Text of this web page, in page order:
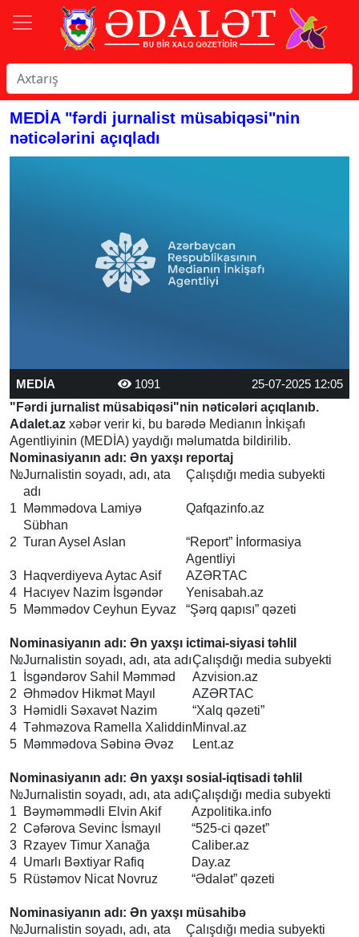
MEDİA "fərdi jurnalist müsabiqəsi"nin
nəticələrini açıqladı
MEDİA 1091
25-07-2025 12:05
"Fərdi jurnalist müsabiqəsi"nin nəticələri açıqlanıb.
Adalet.az xəbər verir ki, bu barədə Medianın İnkişafı
Agentliyinin (MEDİA) yaydığı məlumatda bildirilib.
Nominasiyanın adı: Ən yaxşı reportaj
№Jurnalistin soyadı, adı, ata
adı
Çalışdığı media subyekti
1
Məmmədova Lamiyə
Sübhan
Qafqazinfo.az
2 Turan Aysel Aslan
“Report” İnformasiya
Agentliyi
3 Haqverdiyeva Aytac Asif
AZƏRTAC
4 Hacıyev Nazim İsgəndər
Yenisabah.az
5 Məmmədov Ceyhun Eyvaz “Şərq qapısı” qəzeti
Nominasiyanın adı: Ən yaxşı ictimai-siyasi təhlil
№Jurnalistin soyadı, adı, ata adıÇalışdığı media subyekti
1
İsgəndərov Sahil Məmməd
Azvision.az
2 Əhmədov Hikmət Mayıl
AZƏRTAC
3 Həmidli Səxavət Nazim
“Xalq qəzeti”
4 Təhməzova Ramella XaliddinMinval.az
5 Məmmədova Səbinə Əvəz Lent.az
Nominasiyanın adı: Ən yaxşı sosial-iqtisadi təhlil
№Jurnalistin soyadı, adı, ata adıÇalışdığı media subyekti
1
Bəyməmmədli Elvin Akif
Azpolitika.info
2 Cəfərova Sevinc İsmayıl
“525-ci qəzet”
3 Rzayev Timur Xanağa
Caliber.az
4 Umarlı Bəxtiyar Rafiq
Day.az
5 Rüstəmov Nicat Novruz “Ədalət” qəzeti
Nominasiyanın adı: Ən yaxşı müsahibə
№Jurnalistin soyadı, adı, ata
Çalışdığı media subyekti